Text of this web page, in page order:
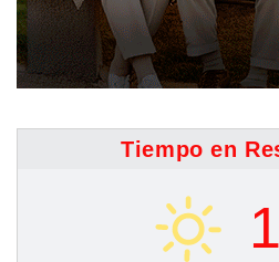
Tiempo en